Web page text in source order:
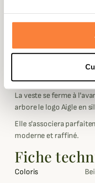
style japonais et dotée
deux poches
portée de main, ainsi
fermeture éclair pour
La veste se ferme à
arbore le logo Aigle en
Elle s'associera
moderne et raffiné.
Fiche
Coloris